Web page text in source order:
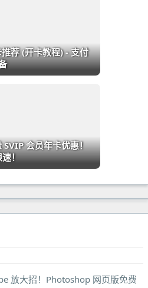
荐 (开卡教程) - 支付
SVIP 会员年卡优惠！
！
放大招！Photoshop 网页版免费